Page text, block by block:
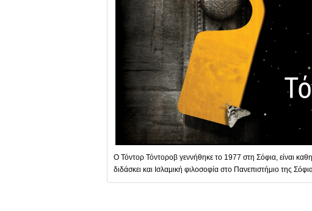
Ο Τόντορ Τόντοροβ γεννήθηκε το 1977 στη Σόφια, είναι
διδάσκει και Ισλαμική φιλοσοφία στο Πανεπιστήμιο της